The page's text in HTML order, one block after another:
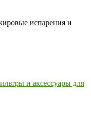
испарения и
и аксессуары для